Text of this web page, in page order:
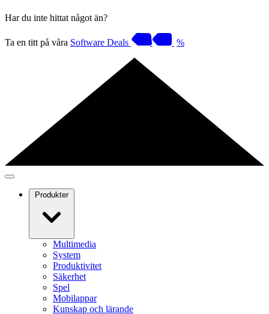
Har du inte hittat något än?
Ta en titt på våra Software Deals %
Produkter
Multimedia
System
Produktivitet
Säkerhet
Spel
Mobilappar
Kunskap och lärande